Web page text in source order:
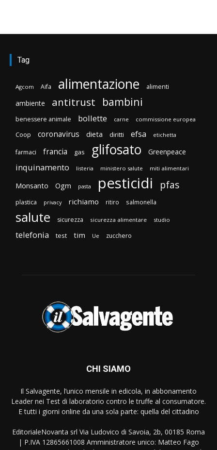
Tag
Agcom Aifa alimentazione alimenti
ambiente antitrust bambini
benessere animale bollette carne commissione europea
Coop coronavirus dieta diritti efsa etichetta
farmaci francia gas glifosato Greenpeace
inquinamento listeria ministero salute miti alimentari
Monsanto Ogm pasta pesticidi pfas
plastica privacy richiamo ritiro salmonella
salute sicurezza sicurezza alimentare studio
telefonia test tim Ue zucchero
CHI SIAMO
Il Salvagente, l’unico mensile in edicola, in abbonamento
Leader nei Test di laboratorio contro le truffe al consumatore.
E tutti i giorni online da una sola parte: quella del cittadino
EditorialeNovanta srl Via Ludovico di Savoia, 2b, 00185 Roma
| P.IVA 12865661008 Amministratore unico: Matteo Fago